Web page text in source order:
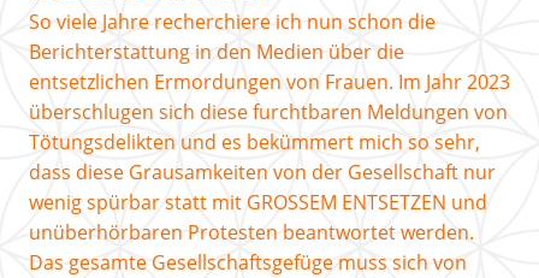
So viele Jahre recherchiere ich nun schon die
Berichterstattung in den Medien über die
entsetzlichen Ermordungen von Frauen. Im Jahr 2023
überschlugen sich diese furchtbaren Meldungen von
Tötungsdelikten und es bekümmert mich so sehr,
dass diese Grausamkeiten von der Gesellschaft nur
wenig spürbar statt mit GROSSEM ENTSETZEN und
unüberhörbaren Protesten beantwortet werden.
Das gesamte Gesellschaftsgefüge muss sich von